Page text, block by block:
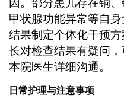
甲状腺功能异常等自
结果制定个体化干预
长对检查结果有疑问
本院医生详细沟通。
日常护理与注意事项